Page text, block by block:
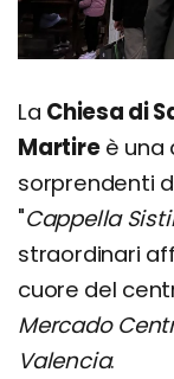
La Chiesa di
Martireè una
sorprendenti
"Cappella
straordinari
cuore del
Mercado
Valencia.